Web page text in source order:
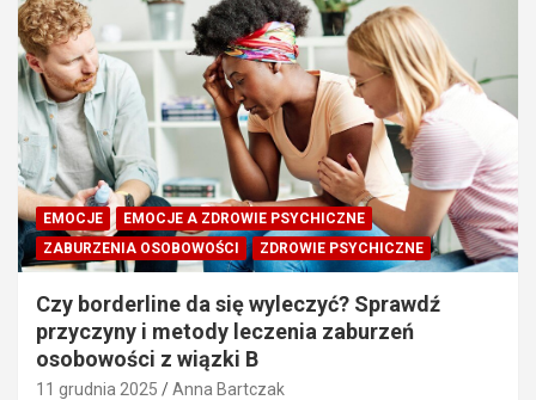
EMOCJE
EMOCJE A ZDROWIE PSYCHICZNE
ZABURZENIA OSOBOWOŚCI
ZDROWIE PSYCHICZNE
Czy borderline da się wyleczyć? Sprawdź
przyczyny i metody leczenia zaburzeń
osobowości z wiązki B
11 grudnia 2025 Anna Bartczak